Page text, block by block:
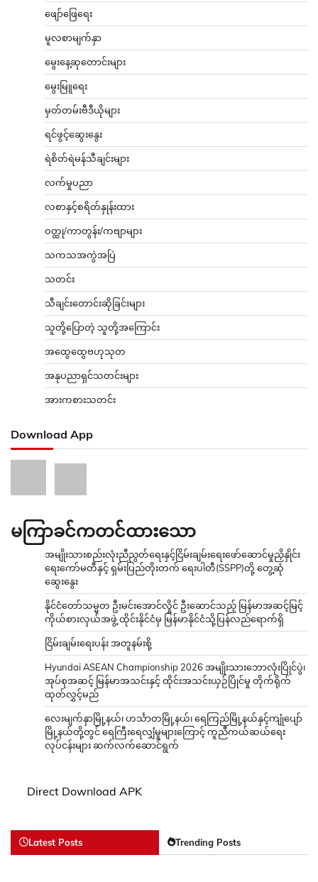
ဖျော်ဖြေရေး
မူလစာမျက်နှာ
မွေးနေ့ဆုတောင်းများ
မွေးမြူရေး
မှတ်တမ်းဗီဒီယိုများ
ရင်ဖွင့်ဆွေးနွေး
ရဲစိတ်ရဲမန်သီချင်းများ
လက်မှုပညာ
လစာနှင့်စရိတ်နှုန်းထား
ဝတ္ထု/ကာတွန်း/ကဗျာများ
သကသအကွဲအပြဲ
သတင်း
သီချင်းတောင်းဆိုခြင်းများ
သူတို့ပြောတဲ့ သူတို့အကြောင်း
အထွေထွေဗဟုသုတ
အနုပညာရှင်သတင်းများ
အားကစားသတင်း
Download App
မကြာခင်ကတင်ထားသော
အမျိုးသားစည်းလုံးညီညွတ်ရေးနှင့်ငြိမ်းချမ်းရေးဖော်ဆောင်မှုညှိနှိုင်း
ရေးကော်မတီနှင့် ရှမ်းပြည်တိုးတက် ရေးပါတီ(SSPP)တို့ တွေ့ဆုံ
ဆွေးနွေး
နိုင်ငံတော်သမ္မတ ဦးမင်းအောင်လှိုင် ဦးဆောင်သည့် မြန်မာအဆင့်မြင့်
ကိုယ်စားလှယ်အဖွဲ့ ထိုင်းနိုင်ငံမှ မြန်မာနိုင်ငံသို့ပြန်လည်ရောက်ရှိ
ငြိမ်းချမ်းရေးပန်း အတူနမ်းစို့
Hyundai ASEAN Championship 2026 အမျိုးသားဘောလုံးပြိုင်ပွဲ၊
အုပ်စုအဆင့် မြန်မာအသင်းနှင့် ထိုင်းအသင်းယှဉ်ပြိုင်မှု တိုက်ရိုက်
ထုတ်လွှင့်မည်
လေးမျက်နှာမြို့နယ်၊ ဟင်္သာတမြို့နယ်၊ ရေကြည်မြို့နယ်နှင့်ကျုံပျော်
မြို့နယ်တို့တွင် ရေကြီးရေလျှံမှုများကြောင့် ကူညီကယ်ဆယ်ရေး
လုပ်ငန်းများ ဆက်လက်ဆောင်ရွက်
Direct Download APK
Latest Posts Trending Posts